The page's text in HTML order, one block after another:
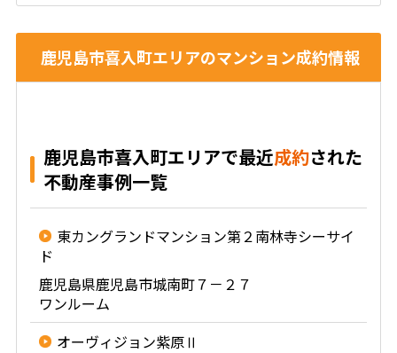
鹿児島市喜入町エリアのマンション成約情報
鹿児島市喜入町エリアで最近成約された
不動産事例一覧
東カングランドマンション第２南林寺シーサイ
ド
鹿児島県鹿児島市城南町７－２７
ワンルーム
オーヴィジョン紫原Ⅱ